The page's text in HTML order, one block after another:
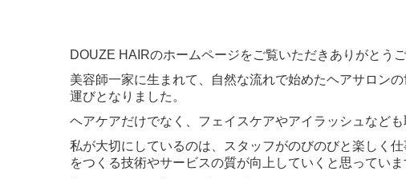
DOUZE HAIRのホームページをご覧いただきありがとうご
美容師一家に生まれて、自然な流れで始めたヘアサロン
運びとなりました。
ヘアケアだけでなく、フェイスケアやアイラッシュなど
私が大切にしているのは、スタッフがのびのびと楽しく
をつくる技術やサービスの質が向上していくと思っていま